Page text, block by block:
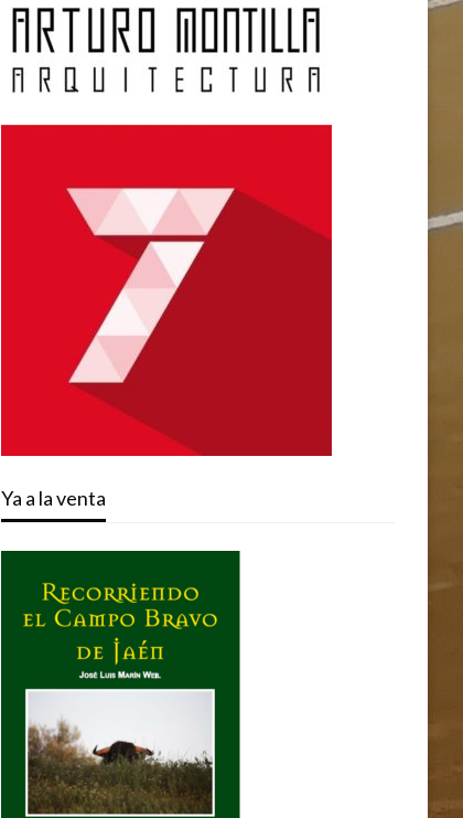
Ya a la venta